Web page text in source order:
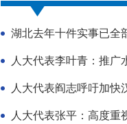
湖北去年十件实事已全
人大代表李叶青：推广
人大代表阎志呼吁加快
人大代表张平：高度重